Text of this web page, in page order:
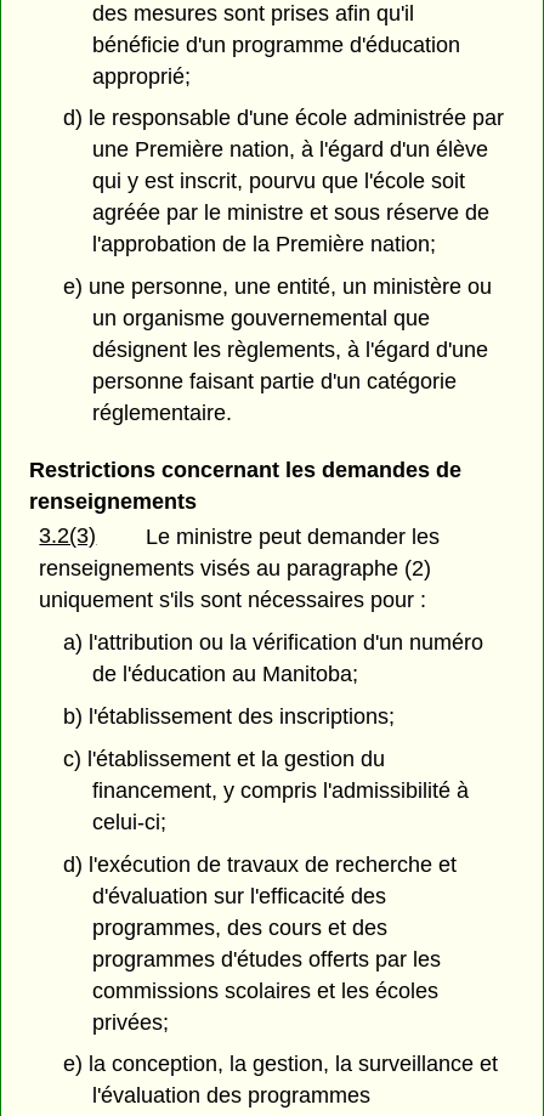
des mesures sont prises afin qu'il
bénéficie d'un programme d'éducation
approprié;
d) le responsable d'une école administrée par
une Première nation, à l'égard d'un élève
qui y est inscrit, pourvu que l'école soit
agréée par le ministre et sous réserve de
l'approbation de la Première nation;
e) une personne, une entité, un ministère ou
un organisme gouvernemental que
désignent les règlements, à l'égard d'une
personne faisant partie d'un catégorie
réglementaire.
Restrictions concernant les demandes de
renseignements
3.2(3)
Le ministre peut demander les
renseignements visés au paragraphe (2)
uniquement s'ils sont nécessaires pour :
a) l'attribution ou la vérification d'un numéro
de l'éducation au Manitoba;
b) l'établissement des inscriptions;
c) l'établissement et la gestion du
financement, y compris l'admissibilité à
celui-ci;
d) l'exécution de travaux de recherche et
d'évaluation sur l'efficacité des
programmes, des cours et des
programmes d'études offerts par les
commissions scolaires et les écoles
privées;
e) la conception, la gestion, la surveillance et
l'évaluation des programmes